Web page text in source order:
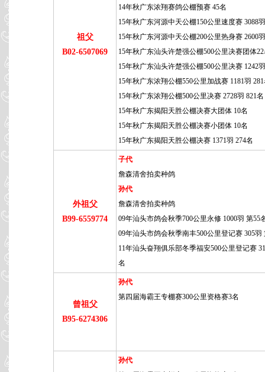
祖父
B02-6507069
14年秋广东浓翔赛鸽公棚预赛 45名
15年秋广东河源中天公棚150公里速度赛 3088
15年秋广东河源中天公棚200公里热身赛 2600
15年秋广东汕头许楚强公棚500公里决赛团体
15年秋广东汕头许楚强公棚500公里决赛 1242
15年秋广东浓翔公棚550公里加战赛 1181羽
15年秋广东浓翔公棚500公里决赛 2728羽 821名
15年秋广东揭阳天胜公棚决赛大团体 10名
15年秋广东揭阳天胜公棚决赛小团体 10名
15年秋广东揭阳天胜公棚决赛 1371羽 274名
外祖父
B99-6559774
子代
詹森清舍拍卖种鸽
孙代
詹森清舍拍卖种鸽
09年汕头市鸽会秋季700公里永修 1000羽 第55
09年汕头市鸽会秋季南丰500公里登记赛 305羽
11年汕头奋翔俱乐部冬季福安500公里登记赛
名
曾祖父
B95-6274306
孙代
第四届海霸王专棚赛300公里资格赛3名
孙代